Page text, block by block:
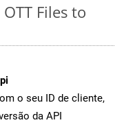
Files to
o seu ID de cliente,
da API